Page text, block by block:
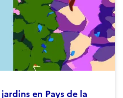
en Pays de la